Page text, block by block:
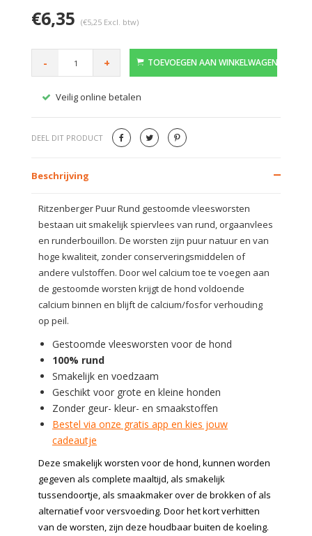
€6,35 (€5,25 Excl. btw)
- + TOEVOEGEN AAN WINKELWAGEN
Veilig online betalen
DEEL DIT PRODUCT
Beschrijving
Ritzenberger Puur Rund gestoomde vleesworsten
bestaan uit smakelijk spiervlees van rund, orgaanvlees
en runderbouillon. De worsten zijn puur natuur en van
hoge kwaliteit, zonder conserveringsmiddelen of
andere vulstoffen. Door wel calcium toe te voegen aan
de gestoomde worsten krijgt de hond voldoende
calcium binnen en blijft de calcium/fosfor verhouding
op peil.
Gestoomde vleesworsten voor de hond
100% rund
Smakelijk en voedzaam
Geschikt voor grote en kleine honden
Zonder geur- kleur- en smaakstoffen
Bestel via onze gratis app en kies jouw
cadeautje
Deze smakelijk worsten voor de hond, kunnen worden
gegeven als complete maaltijd, als smakelijk
tussendoortje, als smaakmaker over de brokken of als
alternatief voor versvoeding. Door het kort verhitten
van de worsten, zijn deze houdbaar buiten de koeling.